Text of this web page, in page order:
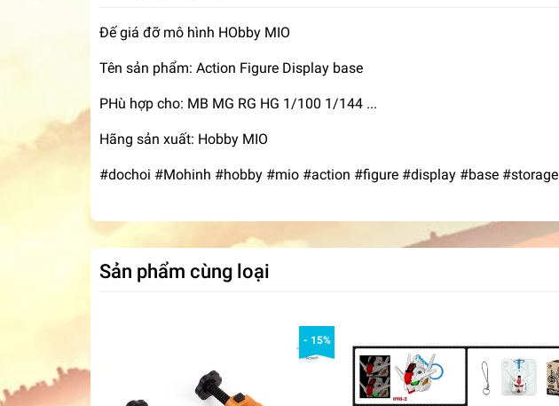
Đế giá đỡ mô hình HObby MIO
Tên sản phẩm: Action Figure Display base
PHù hợp cho: MB MG RG HG 1/100 1/144 ...
Hãng sản xuất: Hobby MIO
#dochoi #Mohinh #hobby #mio #action #figure #display #base #storage
Sản phẩm cùng loại
- 15%